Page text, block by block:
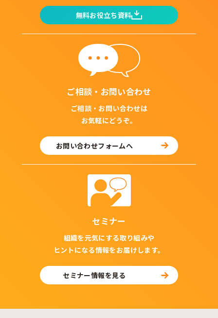
無料お役立ち資料
ご相談・お問い合わせ
ご相談・お問い合わせは
お気軽にどうぞ。
お問い合わせフォームへ
セミナー
組織を元気にする取り組みや
ヒントになる情報をお届けします。
セミナー情報を見る